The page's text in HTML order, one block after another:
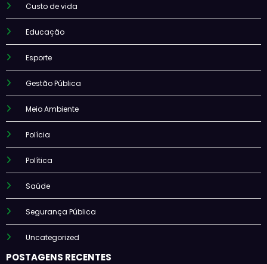
Custo de vida
Educação
Esporte
Gestão Pública
Meio Ambiente
Polícia
Política
Saúde
Segurança Pública
Uncategorized
POSTAGENS RECENTES